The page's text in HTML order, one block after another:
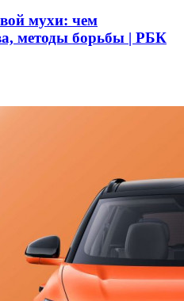
мухи: чем
методы борьбы | РБК